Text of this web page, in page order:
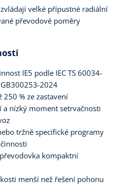
velké přípustné radiální
převodové poměry
IE5 podle IEC TS 60034-
2024
250 % ze zastavení
a nízký moment setrvačnosti
tržně specifické programy
kompaktní
menší než řešení pohonu